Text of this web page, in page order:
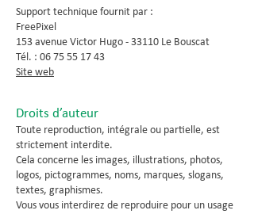
Support technique fournit par :
FreePixel
153 avenue Victor Hugo - 33110 Le Bouscat
Tél. : 06 75 55 17 43
Site web
Droits d’auteur
Toute reproduction, intégrale ou partielle, est
strictement interdite.
Cela concerne les images, illustrations, photos,
logos, pictogrammes, noms, marques, slogans,
textes, graphismes.
Vous vous interdirez de reproduire pour un usage